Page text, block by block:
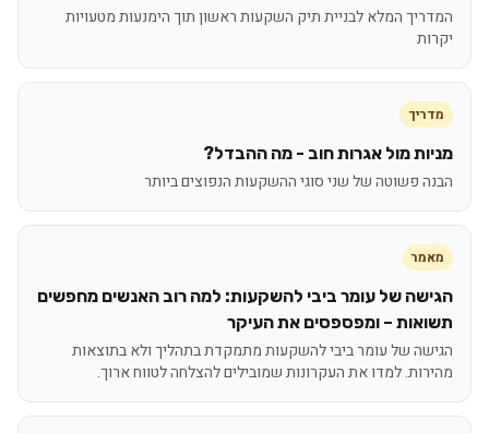
המדריך המלא לבניית תיק השקעות ראשון תוך הימנעות מטעויות
יקרות
מדריך
מניות מול אגרות חוב - מה ההבדל?
הבנה פשוטה של שני סוגי ההשקעות הנפוצים ביותר
מאמר
הגישה של עומר ביבי להשקעות: למה רוב האנשים מחפשים
תשואות – ומפספסים את העיקר
הגישה של עומר ביבי להשקעות מתמקדת בתהליך ולא בתוצאות
מהירות. למדו את העקרונות שמובילים להצלחה לטווח ארוך.